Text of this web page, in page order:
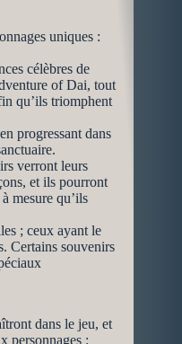
uniques :
célèbres de
of Dai, tout
qu’ils triomphent
progressant dans
verront leurs
et ils pourront
mesure qu’ils
; ceux ayant le
Certains souvenirs
dans le jeu, et
personnages :